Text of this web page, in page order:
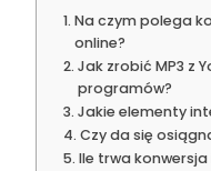
Na czym polega
online?
Jak zrobić MP3 z
programów?
Jakie elementy
Czy da się
Ile trwa